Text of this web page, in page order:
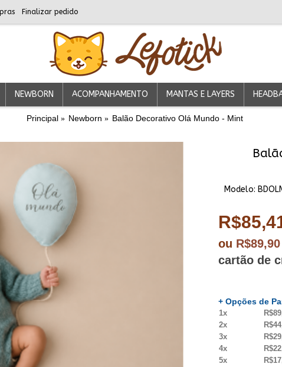
Finalizar pedido
NEWBORN ACOMPANHAMENTO MANTAS E LAYERS
Principal Newborn Balão Decorativo Olá Mundo - Mint
Modelo:
ou R$89,90
cartão de
+ Opções de
1x
2x
3x
4x
5x